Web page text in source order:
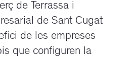
de Terrassa i
de Sant Cugat
de les empreses
que configuren la